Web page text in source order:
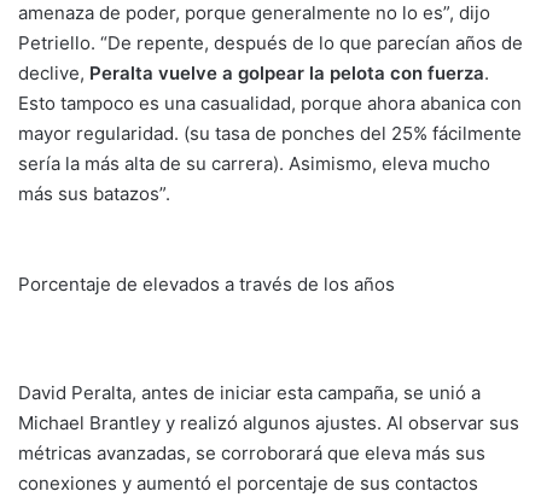
amenaza de poder, porque generalmente no lo es”, dijo
Petriello. “De repente, después de lo que parecían años de
declive, Peralta vuelve a golpear la pelota con fuerza.
Esto tampoco es una casualidad, porque ahora abanica con
mayor regularidad. (su tasa de ponches del 25% fácilmente
sería la más alta de su carrera). Asimismo, eleva mucho
más sus batazos”.
Porcentaje de elevados a través de los años
David Peralta, antes de iniciar esta campaña, se unió a
Michael Brantley y realizó algunos ajustes. Al observar sus
métricas avanzadas, se corroborará que eleva más sus
conexiones y aumentó el porcentaje de sus contactos